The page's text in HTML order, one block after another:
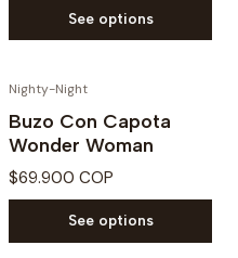
See options
Nighty-Night
Buzo Con Capota
Wonder Woman
$69.900 COP
See options